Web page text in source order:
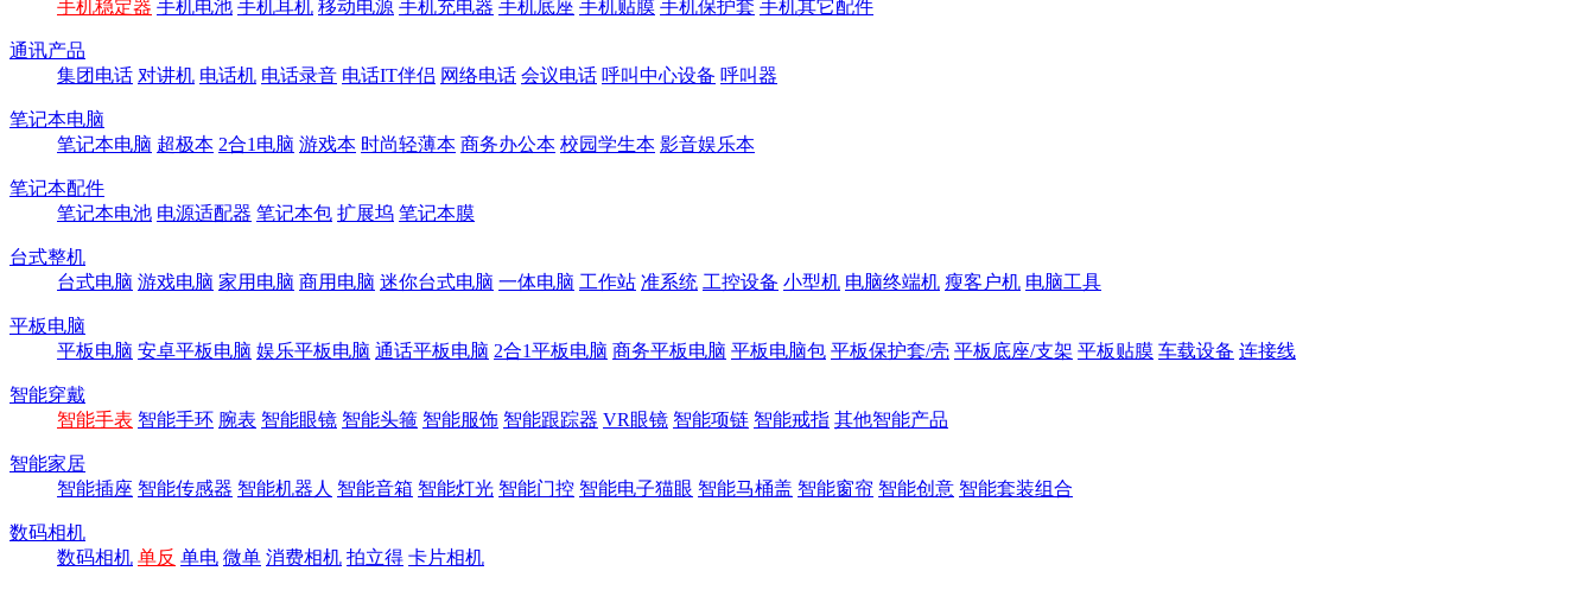
手机稳定器 手机电池 手机耳机 移动电源 手机充电器 手机底座 手机贴膜 手机保护套 手机其它配件
通讯产品
集团电话 对讲机 电话机 电话录音 电话IT伴侣 网络电话 会议电话 呼叫中心设备 呼叫器
笔记本电脑
笔记本电脑 超极本 2合1电脑 游戏本 时尚轻薄本 商务办公本 校园学生本 影音娱乐本
笔记本配件
笔记本电池 电源适配器 笔记本包 扩展坞 笔记本膜
台式整机
台式电脑 游戏电脑 家用电脑 商用电脑 迷你台式电脑 一体电脑 工作站 准系统 工控设备 小型机 电脑终端机 瘦客户机 电脑工具
平板电脑
平板电脑 安卓平板电脑 娱乐平板电脑 通话平板电脑 2合1平板电脑 商务平板电脑 平板电脑包 平板保护套/壳 平板底座/支架 平板贴膜 车载设备 连接线
智能穿戴
智能手表 智能手环 腕表 智能眼镜 智能头箍 智能服饰 智能跟踪器 VR眼镜 智能项链 智能戒指 其他智能产品
智能家居
智能插座 智能传感器 智能机器人 智能音箱 智能灯光 智能门控 智能电子猫眼 智能马桶盖 智能窗帘 智能创意 智能套装组合
数码相机
数码相机 单反 单电 微单 消费相机 拍立得 卡片相机